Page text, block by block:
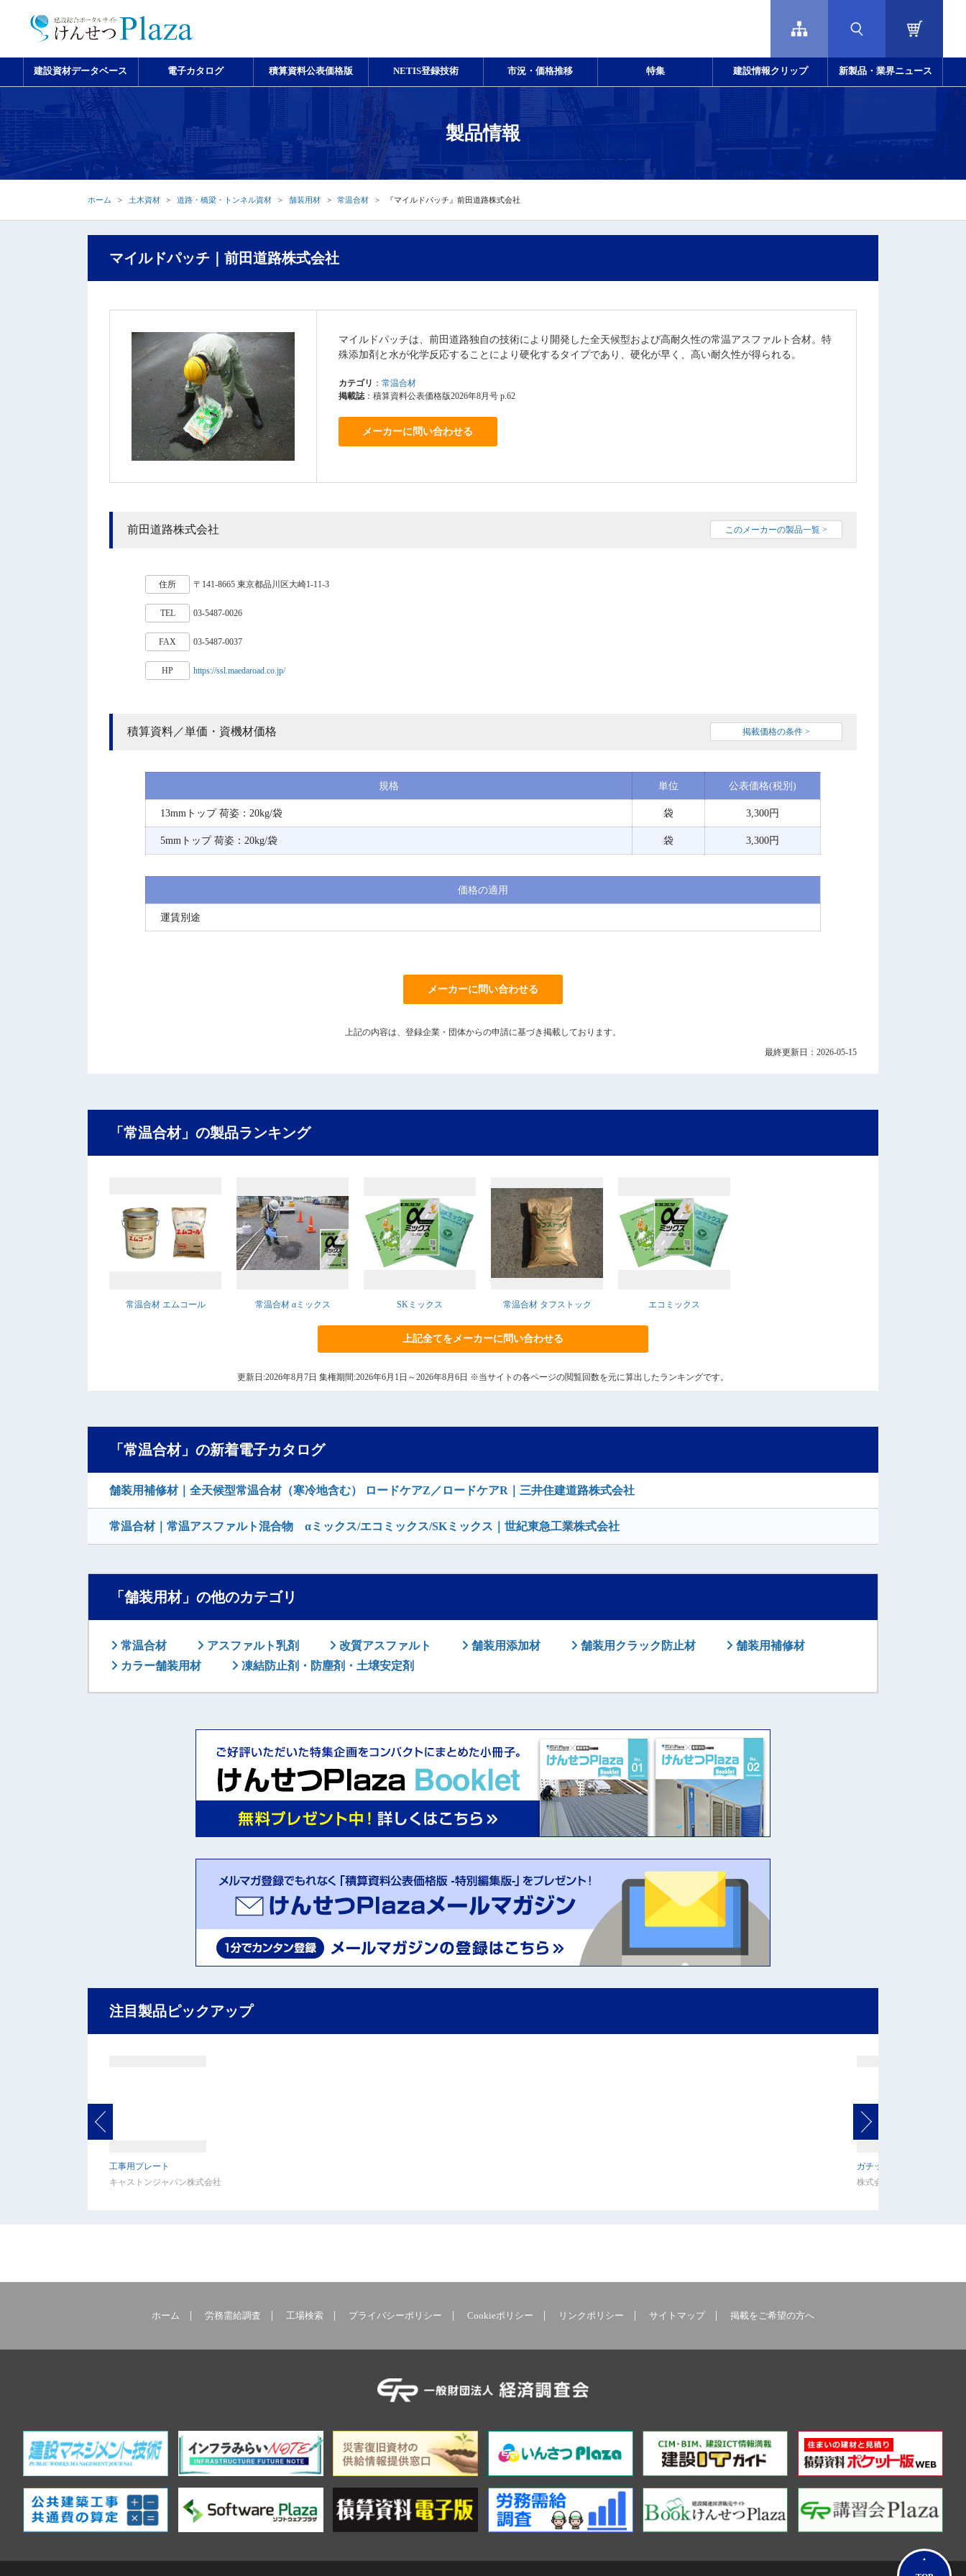
建設資材データベース 電子カタログ 積算資料公表価格版 NETIS登録技術 市況・価格推移 特集 建設情報クリップ 新製品・業界ニュース
製品情報
ホーム 土木資材 道路・橋梁・トンネル資材 舗装用材 常温合材 『マイルドパッチ』前田道路株式会社
マイルドパッチ｜前田道路株式会社
マイルドパッチは、前田道路独自の技術により開発した全天候型および高耐久性の常温アスファルト合材。特
殊添加剤と水が化学反応することにより硬化するタイプであり、硬化が早く、高い耐久性が得られる。
カテゴリ ： 常温合材
掲載誌：積算資料公表価格版2026年8月号 p.62
メーカーに問い合わせる
前田道路株式会社 このメーカーの製品一覧 >
住所 〒141-8665 東京都品川区大崎1-11-3
TEL 03-5487-0026
FAX 03-5487-0037
HP https://ssl.maedaroad.co.jp/
積算資料／単価・資機材価格 掲載価格の条件 >
規格 単位 公表価格(税別)
13mmトップ 荷姿：20kg/袋 袋 3,300円
5mmトップ 荷姿：20kg/袋 袋 3,300円
価格の適用
運賃別途
メーカーに問い合わせる
上記の内容は、登録企業・団体からの申請に基づき掲載しております。
最終更新日：2026-05-15
「常温合材」の製品ランキング
常温合材 エムコール 常温合材 αミックス SKミックス 常温合材 タフストック エコミックス
上記全てをメーカーに問い合わせる
更新日:2026年8月7日 集権期間:2026年6月1日～2026年8月6日 ※当サイトの各ページの閲覧回数を元に算出したランキングです。
「常温合材」の新着電子カタログ
舗装用補修材｜全天候型常温合材（寒冷地含む） ロードケアZ／ロードケアR｜三井住建道路株式会社
常温合材｜常温アスファルト混合物 αミックス/エコミックス/SKミックス｜世紀東急工業株式会社
「舗装用材」の他のカテゴリ
常温合材 アスファルト乳剤 改質アスファルト 舗装用添加材 舗装用クラック防止材
舗装用補修材
カラー舗装用材
凍結防止剤・防塵剤・土壌安定剤
注目製品ピックアップ
工事用プレート
キャストンジャパン株式会社
ガチッとくん
株式会社ピー・オー・アイ
ホーム 労務需給調査 工場検索 プライバシーポリシー Cookieポリシー リンクポリシー サイトマップ 掲載をご希望の方へ